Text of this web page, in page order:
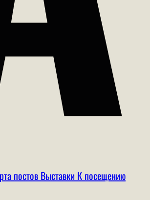
постов Выставки К посещению